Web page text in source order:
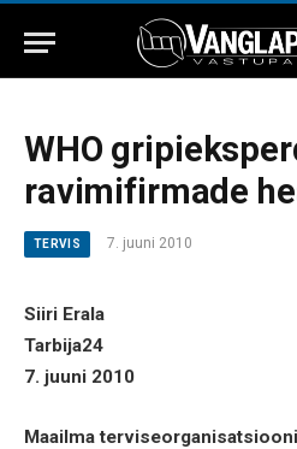
WHO
ravimifirmade
TERVIS 7. juuni 2010
Siiri Erala
Tarbija24
7. juuni 2010
Maailma